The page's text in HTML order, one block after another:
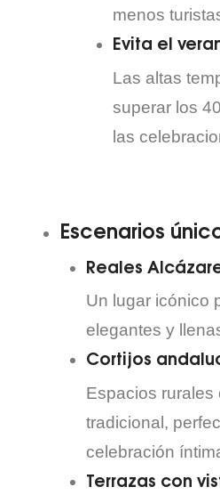
menos
Evita el
Las altas
superar los
las
Escenarios
Reales
Un lugar icónico
elegantes y
Cortijos
Espacios rurales
tradicional,
celebración
Terrazas con